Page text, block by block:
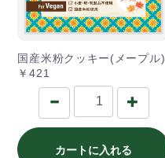
国産米粉クッキー(メープル)
￥421
カートに入れる